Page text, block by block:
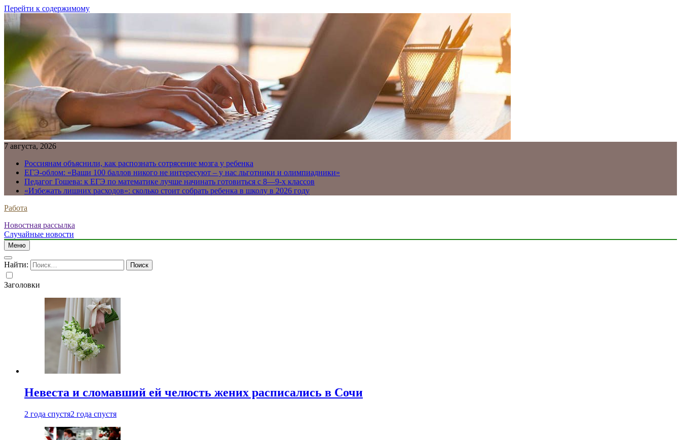
Перейти к содержимому
7 августа, 2026
Россиянам объяснили, как распознать сотрясение мозга у ребенка
ЕГЭ-облом: «Ваши 100 баллов никого не интересуют – у нас льготники и олимпиадники»
Педагог Гошева: к ЕГЭ по математике лучше начинать готовиться с 8—9-х классов
«Избежать лишних расходов»: сколько стоит собрать ребенка в школу в 2026 году
Работа
Новостная рассылка
Случайные новости
Меню
Найти:
Заголовки
Невеста и сломавший ей челюсть жених расписались в Сочи
2 года спустя2 года спустя